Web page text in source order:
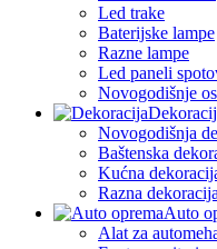
Led trake
Baterijske lampe
Razne lampe
Led paneli
Novogodišnje
Novogodišnja
Baštenska
Kućna
Razna dekoracija
Auto
Alat za